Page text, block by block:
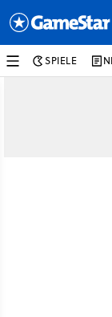
SPIELE